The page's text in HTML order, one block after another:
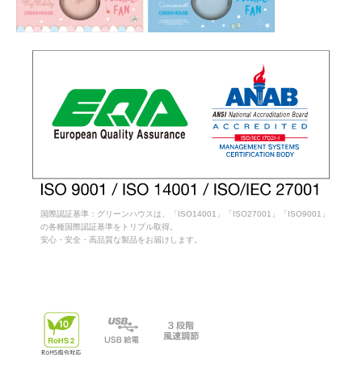
国際認証基準：グリーンハウスは、「ISO14001」「ISO27001」「ISO9001」
の各種国際認証基準をトリプル取得。
安心・安全・高品質な製品をお届けします。